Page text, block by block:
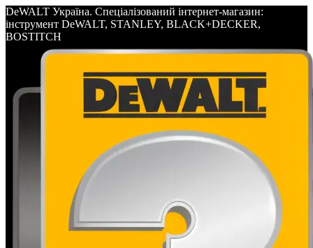
DeWALT Україна. Спеціалізований інтернет-магазин:
інструмент DeWALT, STANLEY, BLACK+DECKER,
BOSTITCH